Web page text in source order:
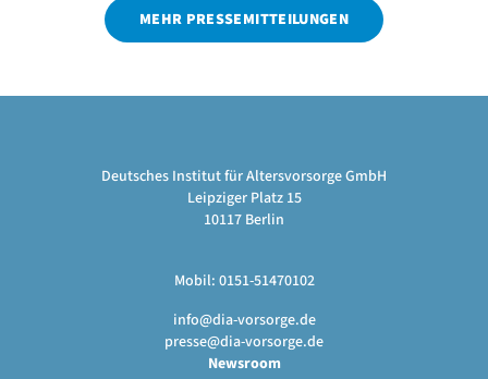
MEHR PRESSEMITTEILUNGEN
Deutsches Institut für Altersvorsorge GmbH
Leipziger Platz 15
10117 Berlin
Mobil: 0151-51470102
info@dia-vorsorge.de
presse@dia-vorsorge.de
Newsroom